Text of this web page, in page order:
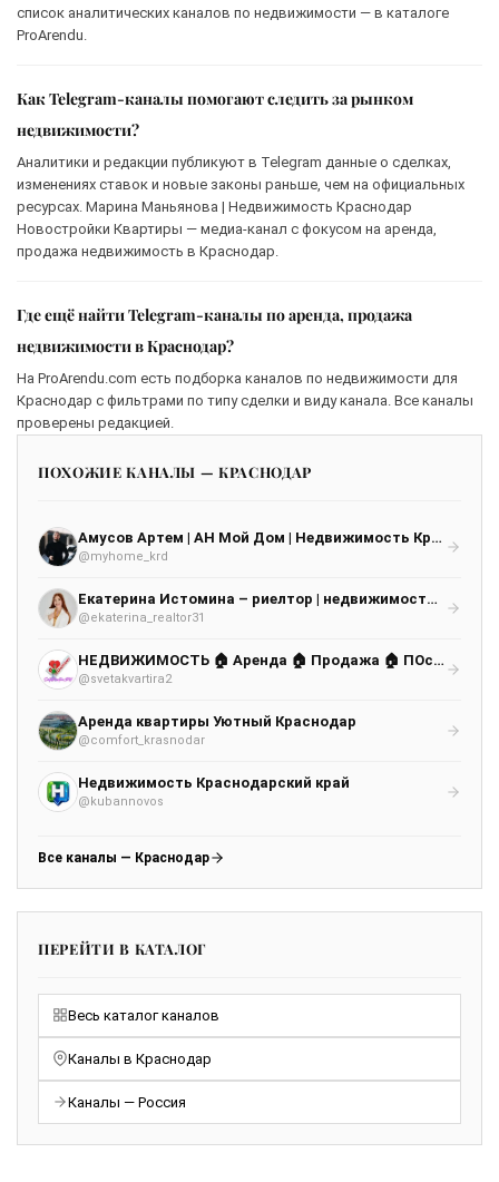
список аналитических каналов по недвижимости — в каталоге
ProArendu.
Как Telegram-каналы помогают следить за рынком
недвижимости?
Аналитики и редакции публикуют в Telegram данные о сделках,
изменениях ставок и новые законы раньше, чем на официальных
ресурсах. Марина Маньянова | Недвижимость Краснодар
Новостройки Квартиры — медиа-канал с фокусом на аренда,
продажа недвижимость в Краснодар.
Где ещё найти Telegram-каналы по аренда, продажа
недвижимости в Краснодар?
На ProArendu.com есть подборка каналов по недвижимости для
Краснодар с фильтрами по типу сделки и виду канала. Все каналы
проверены редакцией.
ПОХОЖИЕ КАНАЛЫ — КРАСНОДАР
Амусов Артем | АН Мой Дом | Недвижимость Краснодара
@myhome_krd
Екатерина Истомина – риелтор | недвижимость | Белгород, Воронеж, Москва, Санкт-Петербург, Краснодар
@ekaterina_realtor31
НЕДВИЖИМОСТЬ 🏠 Аренда 🏠 Продажа 🏠 ПОсуточно РОССИЯ, Краснодар, МОСКВА, Ростов, Белгород, УФА и все, все, все…
@svetakvartira2
Аренда квартиры Уютный Краснодар
@comfort_krasnodar
Недвижимость Краснодарский край
@kubannovos
Все каналы — Краснодар
ПЕРЕЙТИ В КАТАЛОГ
Весь каталог каналов
Каналы в Краснодар
Каналы — Россия